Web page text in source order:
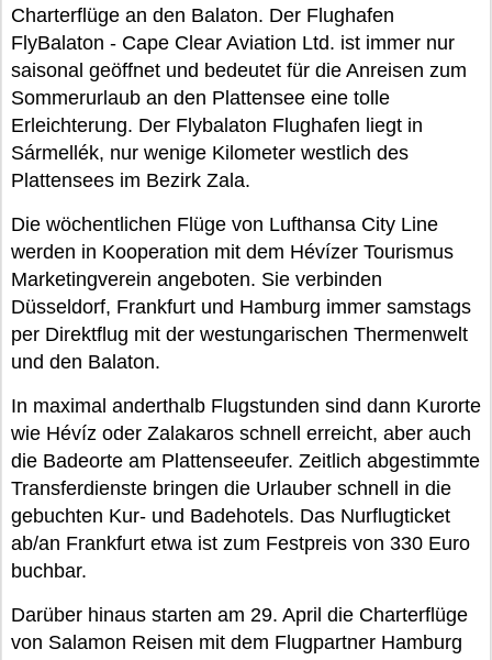
Charterflüge an den Balaton. Der Flughafen
FlyBalaton - Cape Clear Aviation Ltd. ist immer nur
saisonal geöffnet und bedeutet für die Anreisen zum
Sommerurlaub an den Plattensee eine tolle
Erleichterung. Der Flybalaton Flughafen liegt in
Sármellék, nur wenige Kilometer westlich des
Plattensees im Bezirk Zala.
Die wöchentlichen Flüge von Lufthansa City Line
werden in Kooperation mit dem Hévízer Tourismus
Marketingverein angeboten. Sie verbinden
Düsseldorf, Frankfurt und Hamburg immer samstags
per Direktflug mit der westungarischen Thermenwelt
und den Balaton.
In maximal anderthalb Flugstunden sind dann Kurorte
wie Hévíz oder Zalakaros schnell erreicht, aber auch
die Badeorte am Plattenseeufer. Zeitlich abgestimmte
Transferdienste bringen die Urlauber schnell in die
gebuchten Kur- und Badehotels. Das Nurflugticket
ab/an Frankfurt etwa ist zum Festpreis von 330 Euro
buchbar.
Darüber hinaus starten am 29. April die Charterflüge
von Salamon Reisen mit dem Flugpartner Hamburg